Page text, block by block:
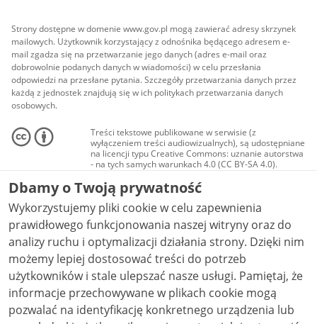
Strony dostępne w domenie www.gov.pl mogą zawierać adresy skrzynek
mailowych. Użytkownik korzystający z odnośnika będącego adresem e-
mail zgadza się na przetwarzanie jego danych (adres e-mail oraz
dobrowolnie podanych danych w wiadomości) w celu przesłania
odpowiedzi na przesłane pytania. Szczegóły przetwarzania danych przez
każdą z jednostek znajdują się w ich politykach przetwarzania danych
osobowych.
Treści tekstowe publikowane w serwisie (z
wyłączeniem treści audiowizualnych), są udostępniane
na licencji typu Creative Commons: uznanie autorstwa
- na tych samych warunkach 4.0 (CC BY-SA 4.0).
Materiały audiowizualne, w tym zdjęcia, materiały
audio i wideo, są udostępniane na licencji typu
Creative Commons: uznanie autorstwa użycie
niekomercyjne - bez utworów zależnych 4.0 (CC BY-
NC-ND 4.0), o ile nie jest to stwierdzone inaczej.
Dbamy o Twoją prywatność
Wykorzystujemy pliki cookie w celu zapewnienia
prawidłowego funkcjonowania naszej witryny oraz do
analizy ruchu i optymalizacji działania strony. Dzięki nim
możemy lepiej dostosować treści do potrzeb
użytkowników i stale ulepszać nasze usługi. Pamiętaj, że
informacje przechowywane w plikach cookie mogą
pozwalać na identyfikację konkretnego urządzenia lub